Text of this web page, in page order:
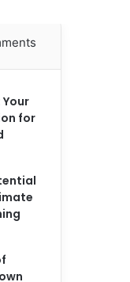
Article
for